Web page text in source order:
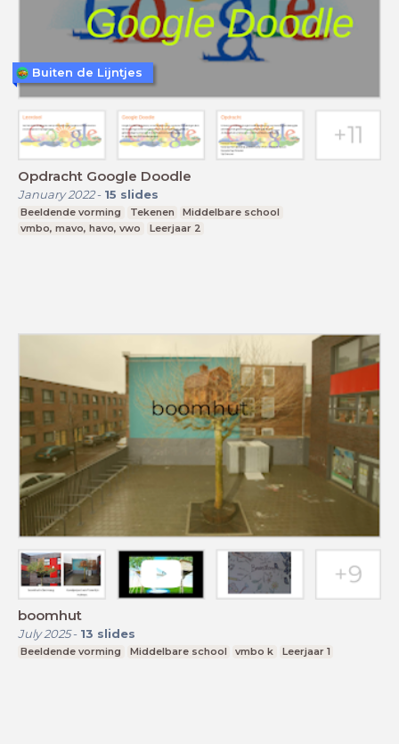
Opdracht Google Doodle
January 2022- 15 slides
Beeldende vorming Tekenen
Middelbare school
vmbo, mavo, havo, vwo
Leerjaar 2
Buiten de Lijntjes
boomhut
July 2025- 13 slides
Beeldende vorming Middelbare school vmbo k Leerjaar 1